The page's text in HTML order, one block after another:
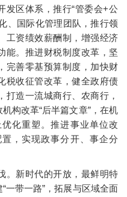
发区体系，推行“管委会+公
、国际化管理团队，推行领
工资绩效薪酬制，增强经济
能。推进财税制度改革，坚
完善零基预算制度，加快财
税收征管改革，健全政府债
造一流城商行、农商行，
构改革“后半篇文章”，在机
化重塑。推进事业单位改
，实现政事分开、事企分
新时代的开放，最鲜明特
一带一路”，拓展与区域全面